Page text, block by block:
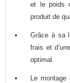
et le poids
produit de
Grâce à sa
frais et
optimal.
Le